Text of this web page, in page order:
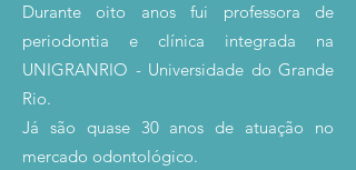
Durante oito anos fui professora de
periodontia e clínica integrada na
UNIGRANRIO - Universidade do Grande
Rio.
Já são quase 30 anos de atuação no
mercado odontológico.